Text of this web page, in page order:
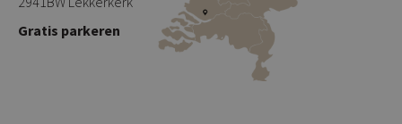
Gratis parkeren